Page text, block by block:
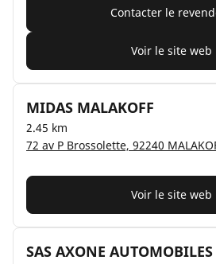
Contacter le
Voir le site web
MIDAS MALAKOFF
2.45 km
72 av P Brossolette, 92240
Voir le site web
SAS AXONE AUTOMOBILES